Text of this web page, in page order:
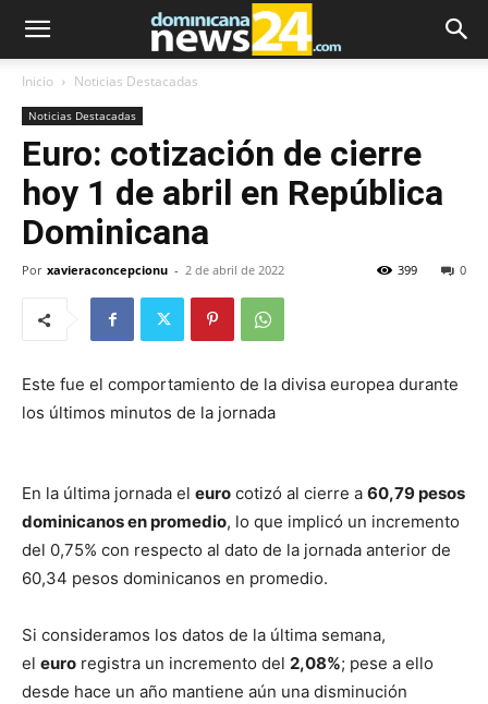
Inicio Noticias Destacadas
Noticias Destacadas
Euro: cotización de cierre
hoy 1 de abril en República
Dominicana
Por xavieraconcepcionu - 2 de abril de 2022 0
399
Este fue el comportamiento de la divisa europea durante
los últimos minutos de la jornada
En la última jornada el euro cotizó al cierre a 60,79 pesos
dominicanos en promedio, lo que implicó un incremento
del 0,75% con respecto al dato de la jornada anterior de
60,34 pesos dominicanos en promedio.
Si consideramos los datos de la última semana,
el euro registra un incremento del 2,08%; pese a ello
desde hace un año mantiene aún una disminución